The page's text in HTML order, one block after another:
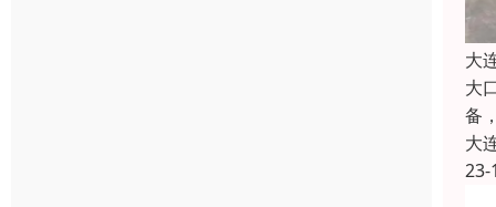
大
大
备
大
23-